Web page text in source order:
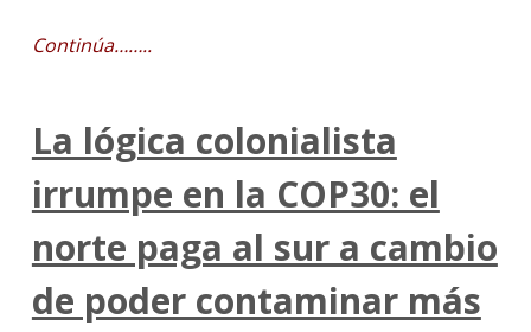
Continúa……..
La lógica colonialista
irrumpe en la COP30: el
norte paga al sur a cambio
de poder contaminar más